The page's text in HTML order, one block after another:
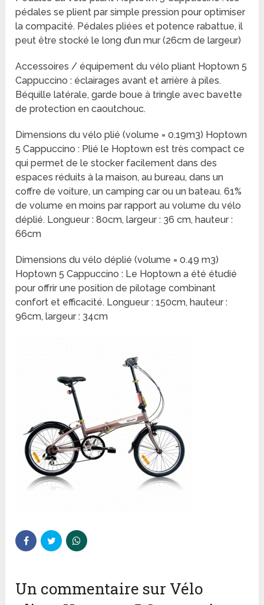
pédales se plient par simple pression pour optimiser
la compacité. Pédales pliées et potence rabattue, il
peut être stocké le long d’un mur (26cm de largeur)
Accessoires / équipement du vélo pliant Hoptown 5
Cappuccino : éclairages avant et arrière à piles.
Béquille latérale, garde boue à tringle avec bavette
de protection en caoutchouc.
Dimensions du vélo plié (volume = 0.19m3) Hoptown
5 Cappuccino : Plié le Hoptown est très compact ce
qui permet de le stocker facilement dans des
espaces réduits à la maison, au bureau, dans un
coffre de voiture, un camping car ou un bateau. 61%
de volume en moins par rapport au volume du vélo
déplié. Longueur : 80cm, largeur : 36 cm, hauteur :
66cm
Dimensions du vélo déplié (volume = 0.49 m3)
Hoptown 5 Cappuccino : Le Hoptown a été étudié
pour offrir une position de pilotage combinant
confort et efficacité. Longueur : 150cm, hauteur :
96cm, largeur : 34cm
Un commentaire sur Vélo